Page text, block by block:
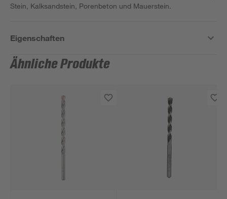
Stein, Kalksandstein, Porenbeton und Mauerstein.
Eigenschaften
Ähnliche Produkte